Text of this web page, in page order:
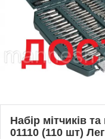
Набір мітчиків
01110 (110 шт)